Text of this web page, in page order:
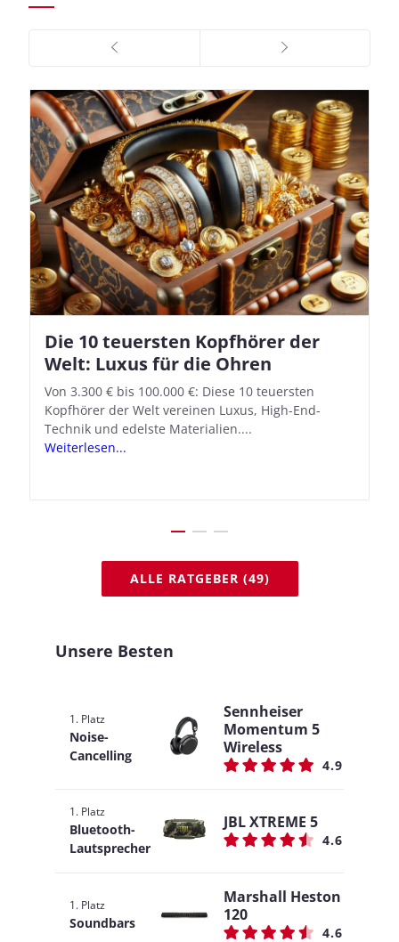
Die 10 teuersten Kopfhörer der
Welt: Luxus für die Ohren
Von 3.300 € bis 100.000 €: Diese 10 teuersten
Kopfhörer der Welt vereinen Luxus, High-End-
Technik und edelste Materialien....
Weiterlesen...
Apple AirPods Pro 2 und iOS 18.1:
So richtet ihr das neue Hörgeräte-
Feature ein
Mit iOS 18.1 und den AirPods Pro 2 verwandelt
Apple seine In-Ear-Kopfhörer in kostengünstige
Hörhilfen. In wenigen Schritten...
ALLE RATGEBER (49)
Unsere Besten
1. Platz
Noise-
Cancelling
Sennheiser
Momentum 5
Wireless
4.9
1. Platz
Bluetooth-
Lautsprecher
JBL XTREME 5
4.6
1. Platz
Soundbars
Marshall Heston
120
4.6